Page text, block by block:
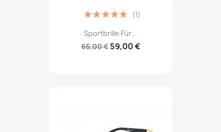
Sportbrille Für...
65,00 € 59,00 €
(1)